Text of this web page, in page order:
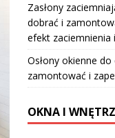
Zasłony
dobrać i
efekt zaciemnienia
Osłony okienne
zamontować i
OKNA I